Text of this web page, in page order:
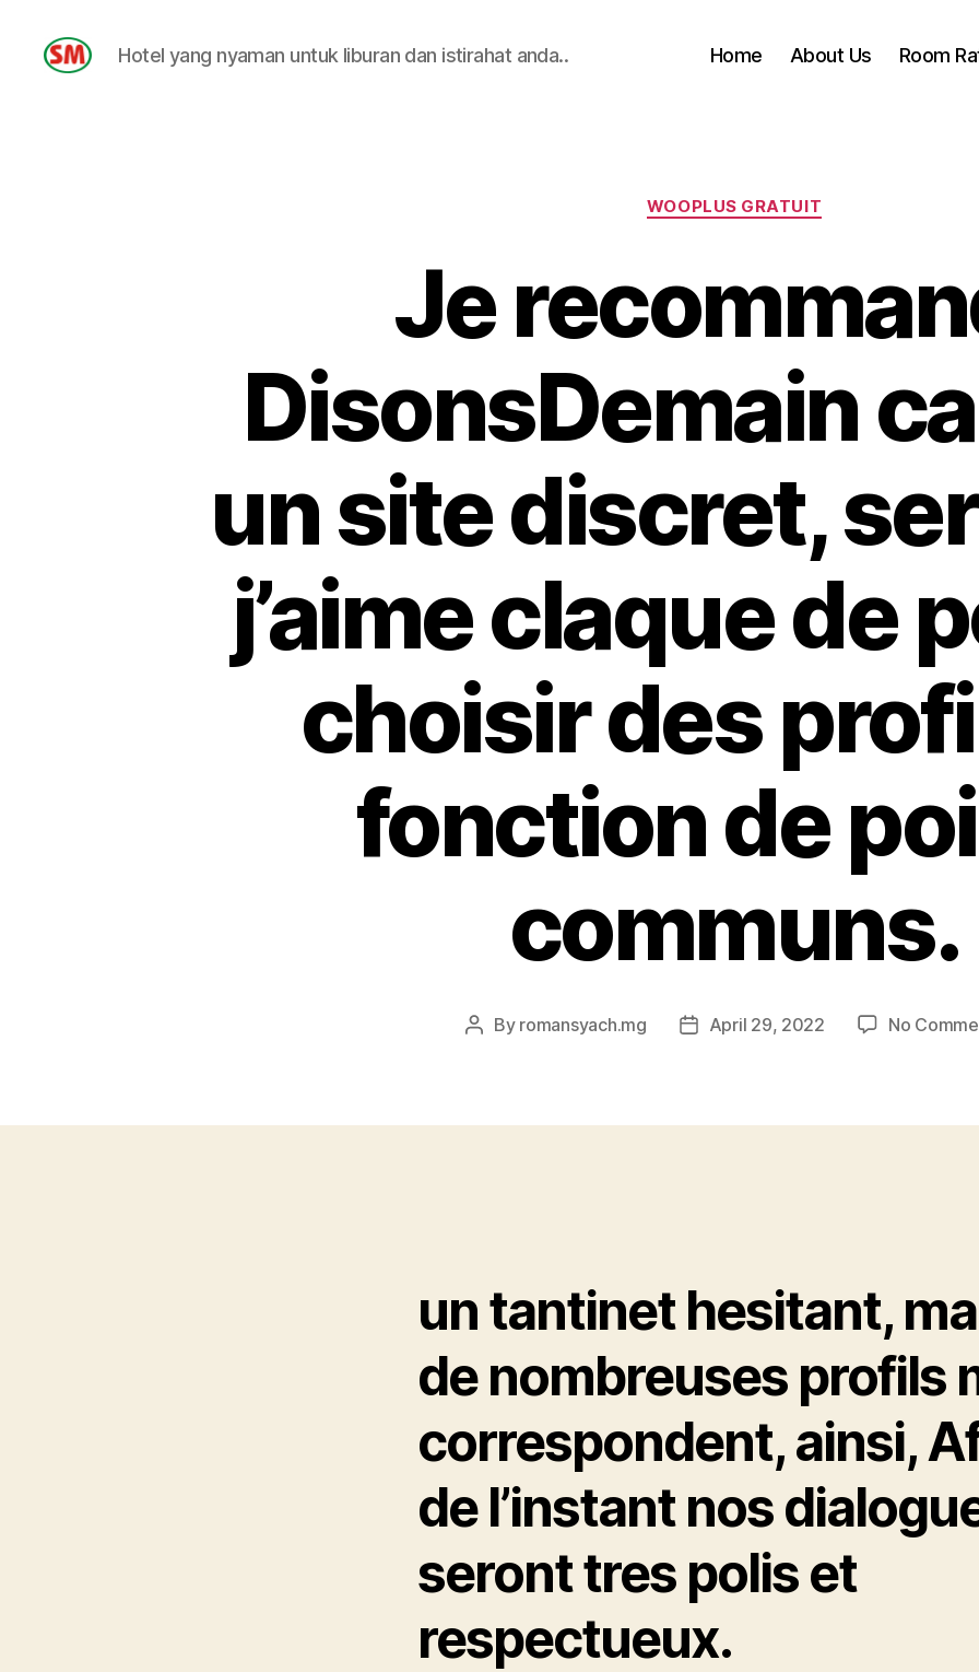
Hotel yang nyaman untuk liburan dan istirahat anda.. Home About Us Room
Categories
WOOPLUS GRATUIT
Je
DisonsDemain
un site discret,
j’aime claque de
choisir des
fonction de
communs.
Post
By romansyach.mg
PostApril 29, 2022 No
un tantinet hesitant,
de nombreuses profils
correspondent, ainsi,
de l’instant nos
seront tres polis et
respectueux.